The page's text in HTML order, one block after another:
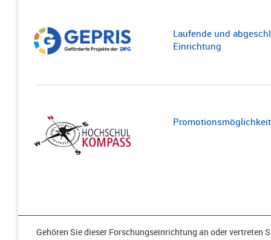
Laufende und
Einrichtung
Gehören Sie dieser Forschungseinrichtung an oder vertreten